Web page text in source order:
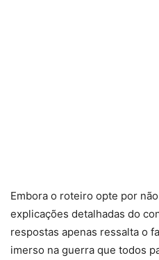
Embora o roteiro opte por
explicações detalhadas do
respostas apenas ressalta o
imerso na guerra que todos